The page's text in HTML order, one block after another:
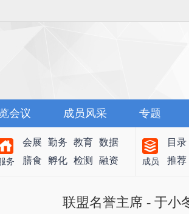
会议 成员风采 专题
务
会展 勤务 教育 数据
膳食
孵化 检测 融资 成员
目录
推荐
联盟名誉主席 - 于小